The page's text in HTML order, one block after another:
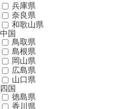
兵庫県
奈良県
和歌山県
中国
鳥取県
島根県
岡山県
広島県
山口県
四国
徳島県
香川県